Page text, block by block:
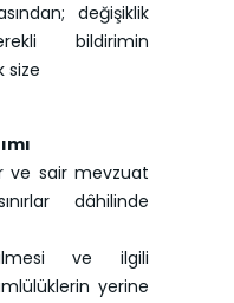
değişiklik
bildirimin
size
ve sair mevzuat
dâhilinde
ve ilgili
yerine